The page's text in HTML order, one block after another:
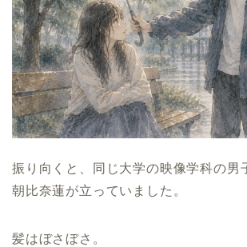
振り向くと、同じ大学の映像学科の男
朝比奈蓮が立っていました。
髪はぼさぼさ。